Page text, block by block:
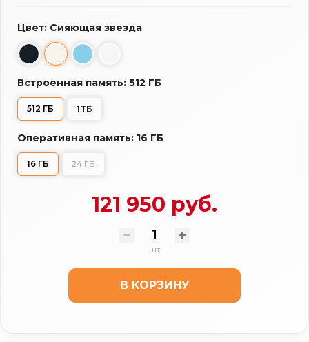
Цвет: Сияющая звезда
Встроенная память: 512 ГБ
512 ГБ 1 ТБ
Оперативная память: 16 ГБ
16 ГБ 24 ГБ
121 950 руб.
шт
В КОРЗИНУ